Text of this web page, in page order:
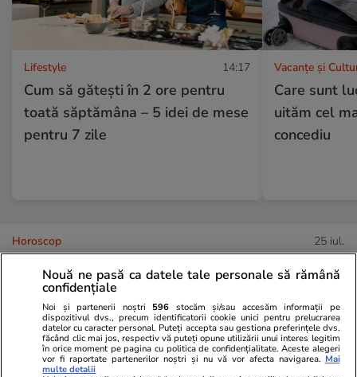
Lifestyle 14:17
Cum să gătești în 2 ore pentru
toată săptămâna – 5 idei de mese
pentru 7 zile
Vacanțe și
Care sunt
uităm cel
concediu
Horoscop 25 iul.
Horoscop 26 iulie 2026. Racii
încep o perioadă mai dificilă în
relația cu superiorii, poate și pe
fondul unui volum mai mare de
muncă
Nouă ne pasă ca datele tale personale să rămână
confidențiale
Noi și partenerii noștri 596 stocăm și/sau accesăm informații pe
dispozitivul dvs., precum identificatorii cookie unici pentru prelucrarea
datelor cu caracter personal. Puteți accepta sau gestiona preferințele dvs.
făcând clic mai jos, respectiv vă puteți opune utilizării unui interes legitim
în orice moment pe pagina cu politica de confidențialitate. Aceste alegeri
vor fi raportate partenerilor noștri și nu vă vor afecta navigarea. Mai
multe detalii